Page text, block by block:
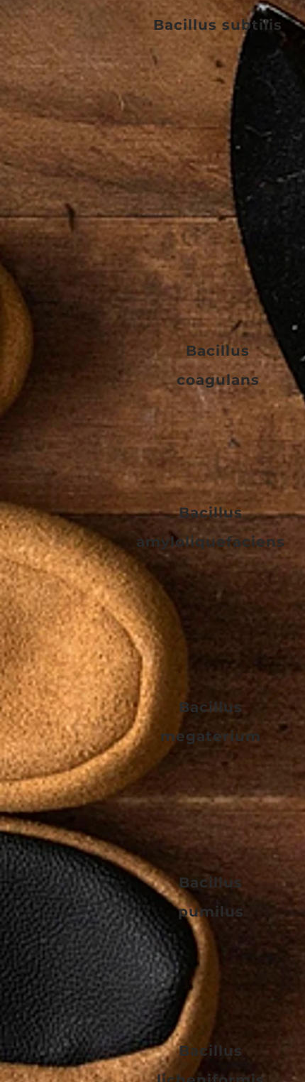
Bacillus subtilis
Bacillus
coagulans
Bacillus
amyloliquefaciens
Bacillus
megaterium
Bacillus
pumilus
Bacillus